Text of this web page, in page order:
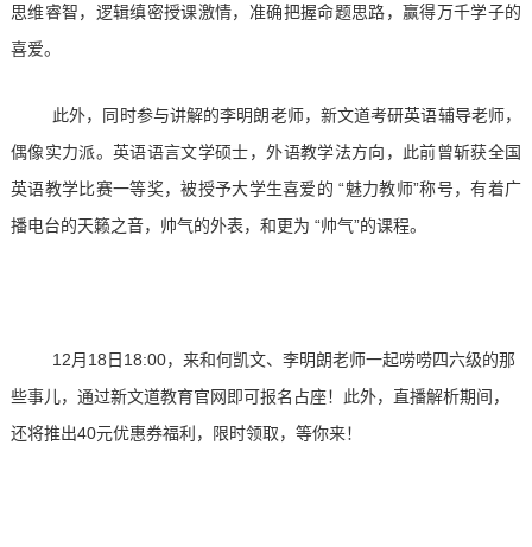
思维睿智，逻辑缜密授课激情，准确把握命题思路，赢得万千学子的
喜爱。
此外，同时参与讲解的李明朗老师，新文道考研英语辅导老师，
偶像实力派。英语语言文学硕士，外语教学法方向，此前曾斩获全国
英语教学比赛一等奖，被授予大学生喜爱的 “魅力教师”称号，有着广
播电台的天籁之音，帅气的外表，和更为 “帅气”的课程。
12月18日18:00，来和何凯文、李明朗老师一起唠唠四六级的那
些事儿，通过新文道教育官网即可报名占座！此外，直播解析期间，
还将推出40元优惠券福利，限时领取，等你来！